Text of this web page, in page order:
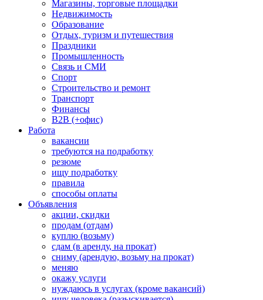
Магазины, торговые площадки
Недвижимость
Образование
Отдых, туризм и путешествия
Праздники
Промышленность
Связь и СМИ
Спорт
Строительство и ремонт
Транспорт
Финансы
B2B (+офис)
Работа
вакансии
требуются на подработку
резюме
ищу подработку
правила
способы оплаты
Объявления
акции, скидки
продам (отдам)
куплю (возьму)
сдам (в аренду, на прокат)
сниму (арендую, возьму на прокат)
меняю
окажу услуги
нуждаюсь в услугах (кроме вакансий)